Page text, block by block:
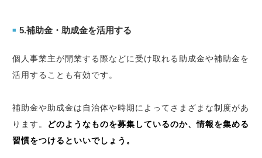
■ 5.補助金・助成金を活用する
個人事業主が開業する際などに受け取れる助成金や補助金を
活用することも有効です。
補助金や助成金は自治体や時期によってさまざまな制度があ
ります。 どのようなものを募集しているのか、情報を集める
習慣をつけるといいでしょう。